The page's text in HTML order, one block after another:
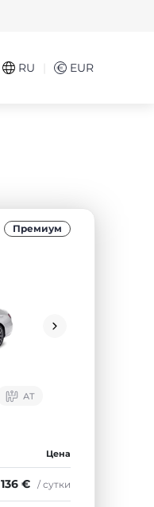
RU € EUR
Премиум
АТ
Цена
136 € / сутки